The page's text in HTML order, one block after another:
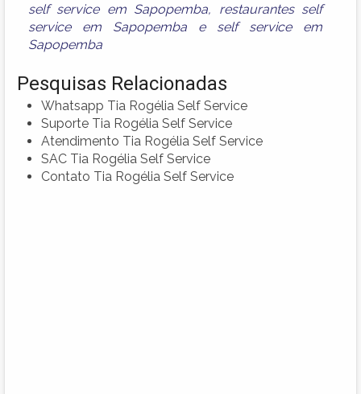
self service em Sapopemba, restaurantes self
service em Sapopemba e self service em
Sapopemba
Pesquisas Relacionadas
Whatsapp Tia Rogélia Self Service
Suporte Tia Rogélia Self Service
Atendimento Tia Rogélia Self Service
SAC Tia Rogélia Self Service
Contato Tia Rogélia Self Service